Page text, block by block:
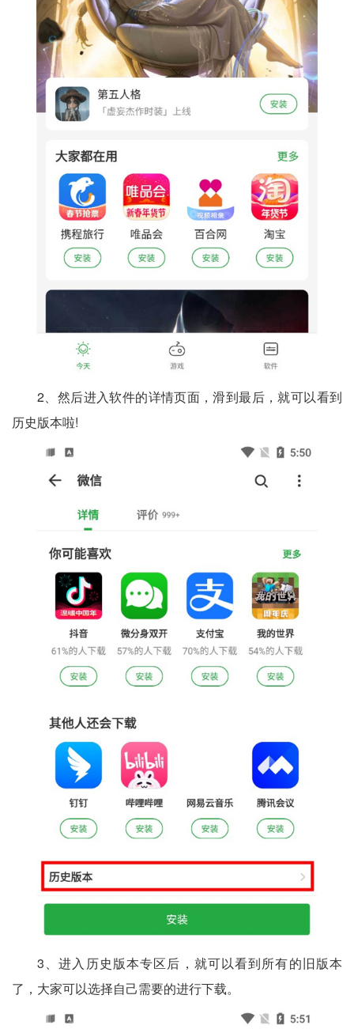
2、然后进入软件的详情页面，滑到最后，就可以看到
历史版本啦!
3、进入历史版本专区后，就可以看到所有的旧版本
了，大家可以选择自己需要的进行下载。